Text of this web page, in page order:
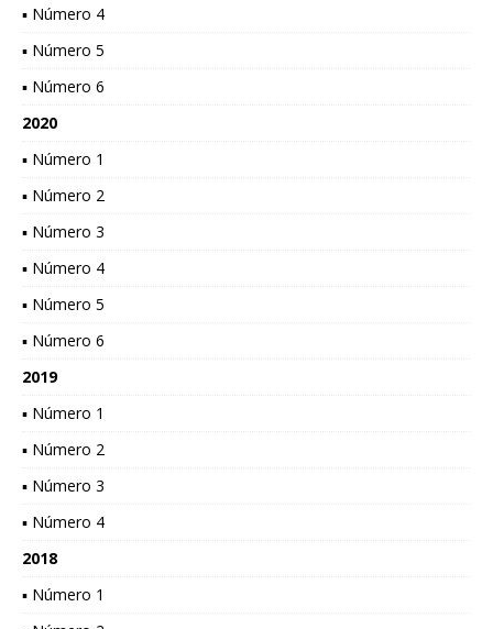
▪ Número 4
▪ Número 5
▪ Número 6
2020
▪ Número 1
▪ Número 2
▪ Número 3
▪ Número 4
▪ Número 5
▪ Número 6
2019
▪ Número 1
▪ Número 2
▪ Número 3
▪ Número 4
2018
▪ Número 1